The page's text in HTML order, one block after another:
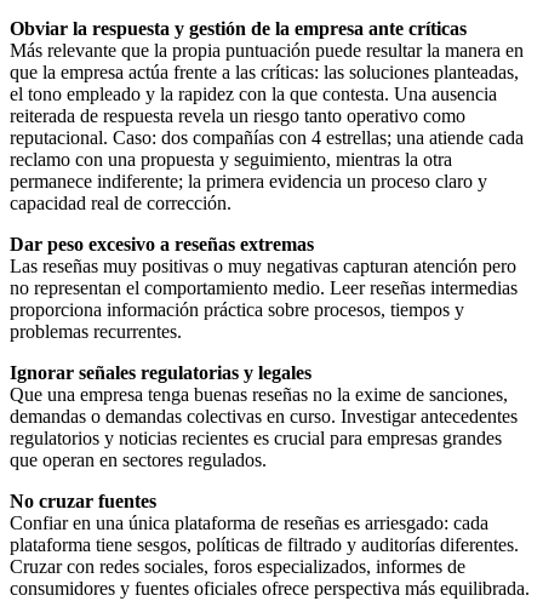
Obviar la respuesta y gestión de la empresa ante críticas
Más relevante que la propia puntuación puede resultar la manera en
que la empresa actúa frente a las críticas: las soluciones planteadas,
el tono empleado y la rapidez con la que contesta. Una ausencia
reiterada de respuesta revela un riesgo tanto operativo como
reputacional. Caso: dos compañías con 4 estrellas; una atiende cada
reclamo con una propuesta y seguimiento, mientras la otra
permanece indiferente; la primera evidencia un proceso claro y
capacidad real de corrección.
Dar peso excesivo a reseñas extremas
Las reseñas muy positivas o muy negativas capturan atención pero
no representan el comportamiento medio. Leer reseñas intermedias
proporciona información práctica sobre procesos, tiempos y
problemas recurrentes.
Ignorar señales regulatorias y legales
Que una empresa tenga buenas reseñas no la exime de sanciones,
demandas o demandas colectivas en curso. Investigar antecedentes
regulatorios y noticias recientes es crucial para empresas grandes
que operan en sectores regulados.
No cruzar fuentes
Confiar en una única plataforma de reseñas es arriesgado: cada
plataforma tiene sesgos, políticas de filtrado y auditorías diferentes.
Cruzar con redes sociales, foros especializados, informes de
consumidores y fuentes oficiales ofrece perspectiva más equilibrada.